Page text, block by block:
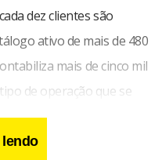
dez clientes são
ativo de mais de 480
mais de cinco mil
de operação que se
das razões para o